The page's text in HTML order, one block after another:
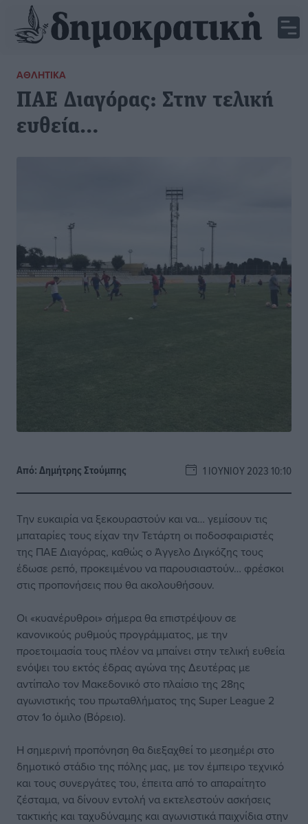
ΑΘΛΗΤΙΚΆ
ΠΑΕ Διαγόρας: Στην τελική
ευθεία…
Από:Δημήτρης Στούμπης 1 ΙΟΥΝΊΟΥ 2023 10:10
Την ευκαιρία να ξεκουραστούν και να… γεμίσουν τις
μπαταρίες τους είχαν την Τετάρτη οι ποδοσφαιριστές
της ΠΑΕ Διαγόρας, καθώς ο Άγγελο Διγκόζης τους
έδωσε ρεπό, προκειμένου να παρουσιαστούν… φρέσκοι
στις προπονήσεις που θα ακολουθήσουν.
Οι «κυανέρυθροι» σήμερα θα επιστρέψουν σε
κανονικούς ρυθμούς προγράμματος, με την
προετοιμασία τους πλέον να μπαίνει στην τελική ευθεία
ενόψει του εκτός έδρας αγώνα της Δευτέρας με
αντίπαλο τον Μακεδονικό στο πλαίσιο της 28ης
αγωνιστικής του πρωταθλήματος της Super League 2
στον 1ο όμιλο (Βόρειο).
Η σημερινή προπόνηση θα διεξαχθεί το μεσημέρι στο
δημοτικό στάδιο της πόλης μας, με τον έμπειρο τεχνικό
και τους συνεργάτες του, έπειτα από το απαραίτητο
ζέσταμα, να δίνουν εντολή να εκτελεστούν ασκήσεις
τακτικής και ταχυδύναμης και αγωνιστικά παιχνίδια στην